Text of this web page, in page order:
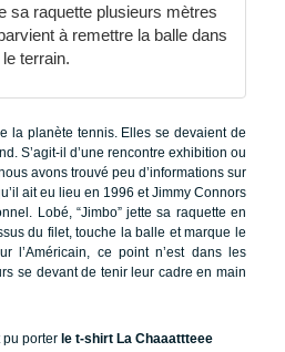
sa raquette plusieurs mètres
à remettre la balle dans
le terrain.
la planète tennis. Elles se devaient de
S’agit-il d’une rencontre exhibition ou
avons trouvé peu d’informations sur
ait eu lieu en 1996 et Jimmy Connors
Lobé, “Jimbo” jette sa raquette en
du filet, touche la balle et marque le
l’Américain, ce point n’est dans les
se devant de tenir leur cadre en main
pu porter le t-shirt La Chaaattteee